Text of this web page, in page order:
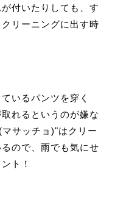
付いたりしても、す
リーニングに出す時
いるパンツを穿く
れるというのが嫌な
サッチョ)"はクリー
ので、雨でも気にせ
ト！